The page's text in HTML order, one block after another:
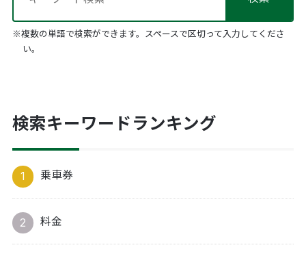
※複数の単語で検索ができます。スペースで区切って入力してくださ
い。
検索キーワードランキング
乗車券
料金